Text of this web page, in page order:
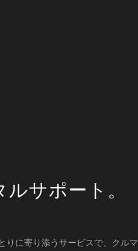
サポート。
に寄り添うサービスで、クルマ